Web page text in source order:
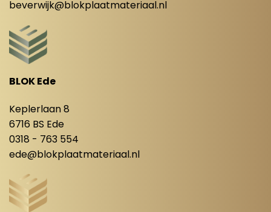
beverwijk@blokplaatmateriaal.nl
BLOK Ede
Keplerlaan 8
6716 BS Ede
0318 - 763 554
ede@blokplaatmateriaal.nl